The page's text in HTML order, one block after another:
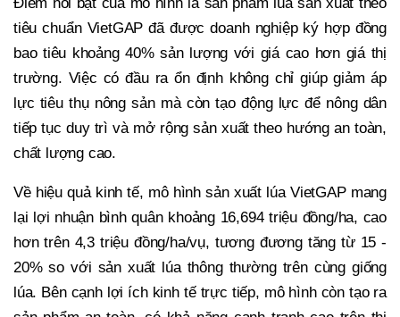
tiêu chuẩn VietGAP đã được doanh nghiệp ký hợp đồng
bao tiêu khoảng 40% sản lượng với giá cao hơn giá thị
trường. Việc có đầu ra ổn định không chỉ giúp giảm áp
lực tiêu thụ nông sản mà còn tạo động lực để nông dân
tiếp tục duy trì và mở rộng sản xuất theo hướng an toàn,
chất lượng cao.
Về hiệu quả kinh tế, mô hình sản xuất lúa VietGAP mang
lại lợi nhuận bình quân khoảng 16,694 triệu đồng/ha, cao
hơn trên 4,3 triệu đồng/ha/vụ, tương đương tăng từ 15 -
20% so với sản xuất lúa thông thường trên cùng giống
lúa. Bên cạnh lợi ích kinh tế trực tiếp, mô hình còn tạo ra